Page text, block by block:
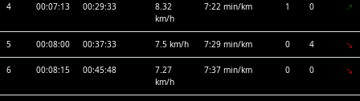
4 00:07:13 00:29:33
8.32
km/h
7:22 min/km 1 0
5 00:08:00 00:37:33 7.5 km/h 7:29 min/km 0 4
6 00:08:15 00:45:48
7.27
km/h
7:37 min/km 0 0